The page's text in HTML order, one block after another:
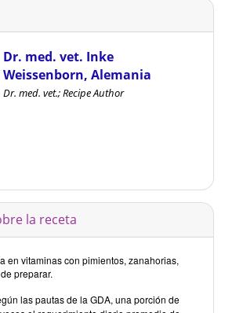
Dr. med. vet. Inke
Weissenborn, Alemania
Dr. med. vet.; Recipe Author
la receta
en vitaminas con pimientos, zanahorias,
preparar.
las pautas de la GDA, una porción de